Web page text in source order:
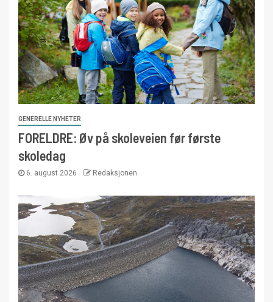
GENERELLE NYHETER
FORELDRE: Øv på skoleveien før første
skoledag
6. august 2026 Redaksjonen